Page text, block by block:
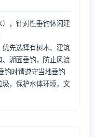
，针对性垂钓休闲建
先选择有树木、建筑
湖面垂钓，防止风浪
钓时请遵守当地垂钓
，保护水体环境，文